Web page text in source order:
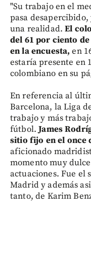
"Su trabajo en el
pasa desapercibido,
una realidad. El
del 61 por ciento
en la encuesta, en
estaría presente en
colombiano en su
En referencia al
Barcelona, la Liga
trabajo y más
fútbol.James
sitio fijo en el once
aficionado
momento muy
actuaciones. Fue el
Madrid y además
tanto, de Karim